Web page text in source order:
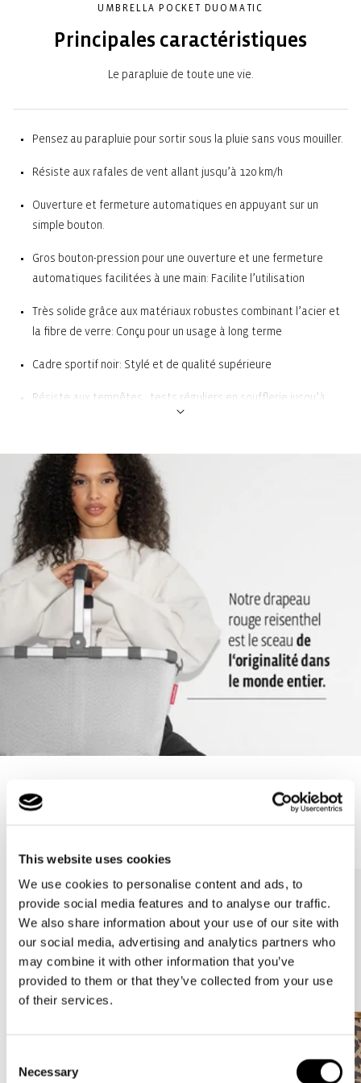
This website uses cookies
We use cookies to personalise content and ads, to
provide social media features and to analyse our traffic.
We also share information about your use of our site with
our social media, advertising and analytics partners who
may combine it with other information that you’ve
provided to them or that they’ve collected from your use
of their services.
Selection
Necessary
UMBRELLA POCKET DUOMATIC
Principales caractéristiques
Le parapluie de toute une vie.
Pensez au parapluie pour sortir sous la pluie sans vous mouiller.
Résiste aux rafales de vent allant jusqu’à 120 km/h
Ouverture et fermeture automatiques en appuyant sur un
simple bouton.
Gros bouton-pression pour une ouverture et une fermeture
automatiques facilitées à une main: Facilite l’utilisation
Très solide grâce aux matériaux robustes combinant l’acier et
la fibre de verre: Conçu pour un usage à long terme
Cadre sportif noir: Stylé et de qualité supérieure
Résiste aux tempêtes : tests réguliers en soufflerie jusqu’à
120 km/h: Protège également en cas de forte pluie ou de vent
Résistant au vent : aucun dommage en cas de retournement de
la toile: En cas de retournement, il suffit de le repousser pour
pouvoir continuer à l’utiliser
Tient bien en main grâce au design exclusif et ergonomique de
la poignée et de la dragonne: Pour un confort optimal lors du
transport
Housse de protection : Pour un rangement compact du
parapluie quand il ne sert pas
Faire sécher ouvert après chaque utilisation sous la pluie : Pour
éviter au tissu d’avoir une odeur désagréable
Poids : 350 g: Beau, léger, mais insensible au vent - un signe de